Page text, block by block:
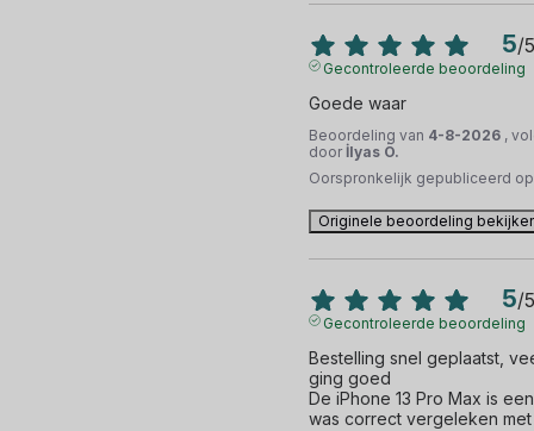
5/5
Gecontroleerde beoordeling
Goede waar
Beoordeling van 4-8-2026 ,
door İlyas Ö.
Oorspronkelijk gepubliceerd
Originele beoordeling
5/5
Gecontroleerde beoordeling
Bestelling snel geplaatst,
ging goed
De iPhone 13 Pro Max is
was correct vergeleken